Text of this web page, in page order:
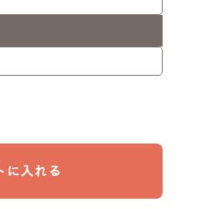
１
や人の動作がわかる
３
に人の気配を感じる
に入れる